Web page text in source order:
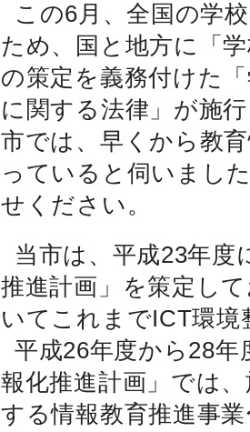
この6月、全国の学
ため、国と地方に「
の策定を義務付けた
に関する法律」が施
市では、早くから教
っていると伺いまし
せください。
当市は、平成23年度
推進計画」を策定し
いてこれまでICT環
平成26年度から28
報化推進計画」では
する情報教育推進事